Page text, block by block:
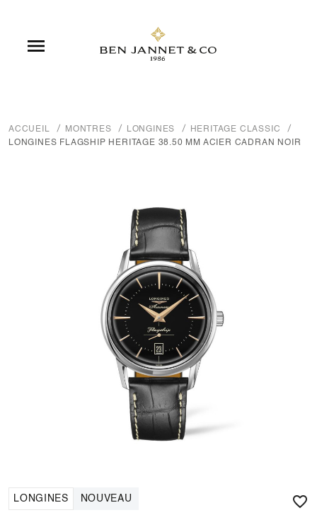

ACCUEIL MONTRES LONGINES
HERITAGE CLASSIC
LONGINES FLAGSHIP HERITAGE 38.50 MM ACIER CADRAN NOIR
LONGINES NOUVEAU 